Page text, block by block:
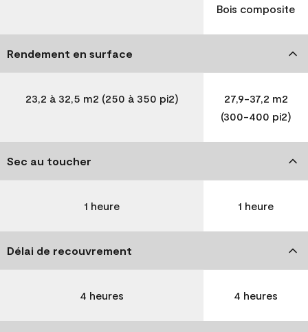
Bois composite
Rendement en surface
23,2 à 32,5 m2 (250 à 350 pi2)
27,9-37,2 m2
(300-400 pi2)
Sec au toucher
1 heure 1 heure
Délai de recouvrement
4 heures 4 heures